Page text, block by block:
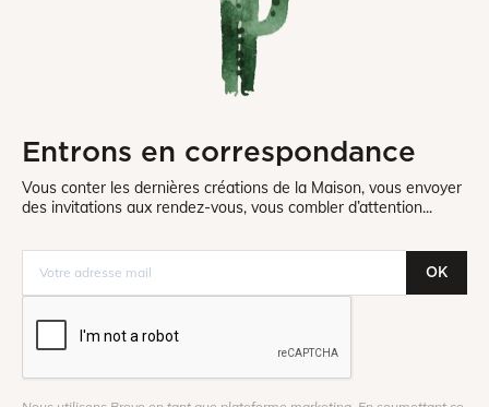
Entrons en correspondance
Vous conter les dernières créations de la Maison, vous envoyer
des invitations aux rendez-vous, vous combler d’attention...
OK